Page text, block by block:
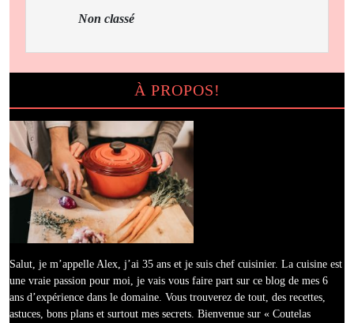
Viandes
Les
Plus
Non classé
À PROPOS!
Salut, je m’appelle Alex, j’ai 35 ans et je suis chef cuisinier. La cuisine est
une vraie passion pour moi, je vais vous faire part sur ce blog de mes 6
ans d’expérience dans le domaine. Vous trouverez de tout, des recettes,
astuces, bons plans et surtout mes secrets. Bienvenue sur « Coutelas